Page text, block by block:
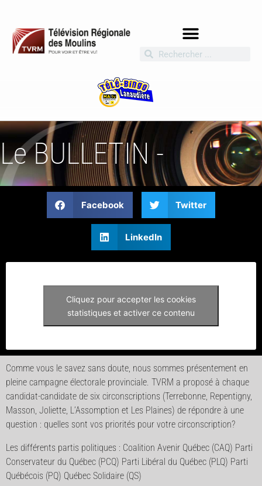
Le BULLETIN -
Facebook Twitter
LinkedIn
Cliquez pour accepter les cookies
statistiques et activer ce contenu
Comme vous le savez sans doute, nous sommes présentement en
pleine campagne électorale provinciale. TVRM a proposé à chaque
candidat-candidate de six circonscriptions (Terrebonne, Repentigny,
Masson, Joliette, L’Assomption et Les Plaines) de répondre à une
question : quelles sont vos priorités pour votre circonscription?
Les différents partis politiques : Coalition Avenir Québec (CAQ) Parti
Conservateur du Québec (PCQ) Parti Libéral du Québec (PLQ) Parti
Québécois (PQ) Québec Solidaire (QS)